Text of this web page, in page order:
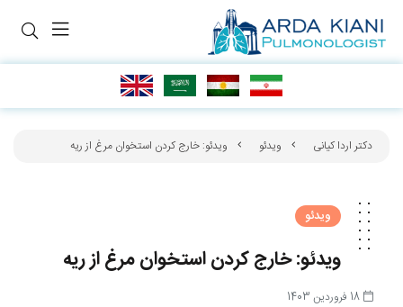
دکتر اردا کیانی ویدئو ویدئو: خارج کردن استخوان مرغ از ریه
ویدئو
ویدئو: خارج کردن استخوان مرغ از ریه
18 فروردین 1403